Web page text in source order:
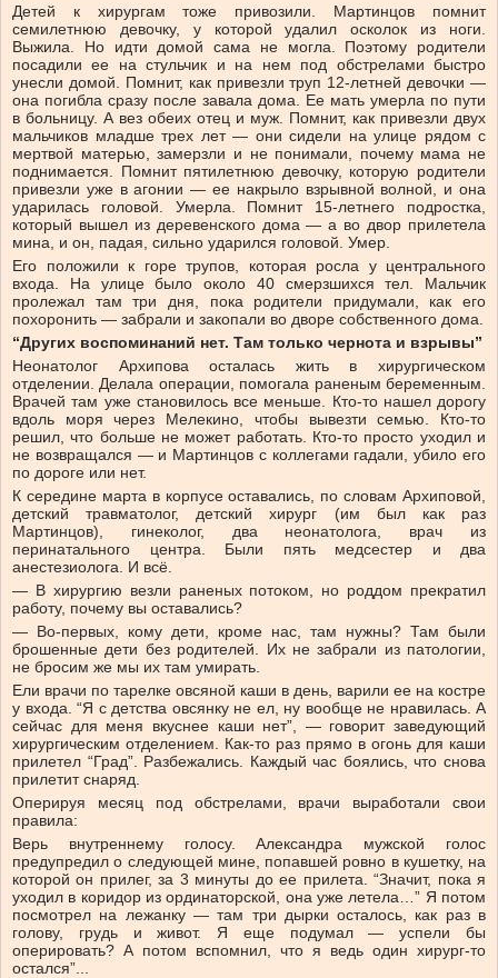
Детей к хирургам тоже привозили. Мартинцов помнит
семилетнюю девочку, у которой удалил осколок из ноги.
Выжила. Но идти домой сама не могла. Поэтому родители
посадили ее на стульчик и на нем под обстрелами быстро
унесли домой. Помнит, как привезли труп 12-летней девочки —
она погибла сразу после завала дома. Ее мать умерла по пути
в больницу. А вез обеих отец и муж. Помнит, как привезли двух
мальчиков младше трех лет — они сидели на улице рядом с
мертвой матерью, замерзли и не понимали, почему мама не
поднимается. Помнит пятилетнюю девочку, которую родители
привезли уже в агонии — ее накрыло взрывной волной, и она
ударилась головой. Умерла. Помнит 15-летнего подростка,
который вышел из деревенского дома — а во двор прилетела
мина, и он, падая, сильно ударился головой. Умер.
Его положили к горе трупов, которая росла у центрального
входа. На улице было около 40 смерзшихся тел. Мальчик
пролежал там три дня, пока родители придумали, как его
похоронить — забрали и закопали во дворе собственного дома.
“Других воспоминаний нет. Там только чернота и взрывы”
Неонатолог Архипова осталась жить в хирургическом
отделении. Делала операции, помогала раненым беременным.
Врачей там уже становилось все меньше. Кто-то нашел дорогу
вдоль моря через Мелекино, чтобы вывезти семью. Кто-то
решил, что больше не может работать. Кто-то просто уходил и
не возвращался — и Мартинцов с коллегами гадали, убило его
по дороге или нет.
К середине марта в корпусе оставались, по словам Архиповой,
детский травматолог, детский хирург (им был как раз
Мартинцов), гинеколог, два неонатолога, врач из
перинатального центра. Были пять медсестер и два
анестезиолога. И всё.
— В хирургию везли раненых потоком, но роддом прекратил
работу, почему вы оставались?
— Во-первых, кому дети, кроме нас, там нужны? Там были
брошенные дети без родителей. Их не забрали из патологии,
не бросим же мы их там умирать.
Ели врачи по тарелке овсяной каши в день, варили ее на костре
у входа. “Я с детства овсянку не ел, ну вообще не нравилась. А
сейчас для меня вкуснее каши нет”, — говорит заведующий
хирургическим отделением. Как-то раз прямо в огонь для каши
прилетел “Град”. Разбежались. Каждый час боялись, что снова
прилетит снаряд.
Оперируя месяц под обстрелами, врачи выработали свои
правила:
Верь внутреннему голосу. Александра мужской голос
предупредил о следующей мине, попавшей ровно в кушетку, на
которой он прилег, за 3 минуты до ее прилета. “Значит, пока я
уходил в коридор из ординаторской, она уже летела…” Я потом
посмотрел на лежанку — там три дырки осталось, как раз в
голову, грудь и живот. Я еще подумал — успели бы
оперировать? А потом вспомнил, что я ведь один хирург-то
остался”...